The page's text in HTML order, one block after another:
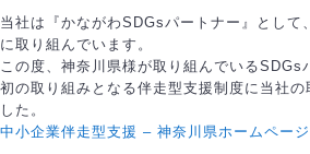
当社は『かながわSDGsパートナー』として
に取り組んでいます。
この度、神奈川県様が取り組んでいるSDGs
初の取り組みとなる伴走型支援制度に当社の
した。
中小企業伴走型支援 – 神奈川県ホームペー